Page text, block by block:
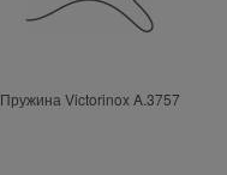
Пружина Victorinox A.3757